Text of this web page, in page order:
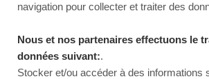
navigation pour collecter et traiter des
Nous et nos partenaires effectuons le
données suivant:.
Stocker et/ou accéder à des informations